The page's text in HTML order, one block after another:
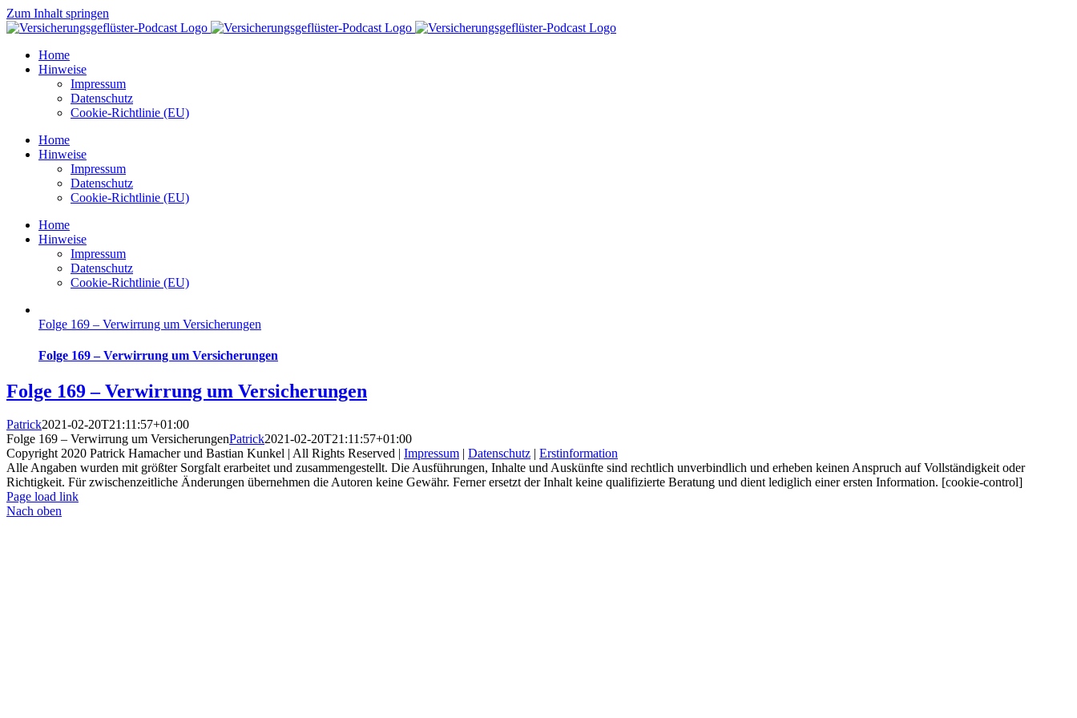
Zum Inhalt springen
Home
Hinweise
Impressum
Datenschutz
Cookie-Richtlinie (EU)
Home
Hinweise
Impressum
Datenschutz
Cookie-Richtlinie (EU)
Home
Hinweise
Impressum
Datenschutz
Cookie-Richtlinie (EU)
Folge 169 – Verwirrung um Versicherungen
Folge 169 – Verwirrung um Versicherungen
Folge 169 – Verwirrung um Versicherungen
Patrick2021-02-20T21:11:57+01:00
Folge 169 – Verwirrung um VersicherungenPatrick2021-02-20T21:11:57+01:00
Copyright 2020 Patrick Hamacher und Bastian Kunkel | All Rights Reserved | Impressum | Datenschutz | Erstinformation
Alle Angaben wurden mit größter Sorgfalt erarbeitet und zusammengestellt. Die Ausführungen, Inhalte und Auskünfte sind rechtlich unverbindlich und erheben keinen Anspruch auf Vollständigkeit oder
Richtigkeit. Für zwischenzeitliche Änderungen übernehmen die Autoren keine Gewähr. Ferner ersetzt der Inhalt keine qualifizierte Beratung und dient lediglich einer ersten Information. [cookie-control]
Page load link
Nach oben